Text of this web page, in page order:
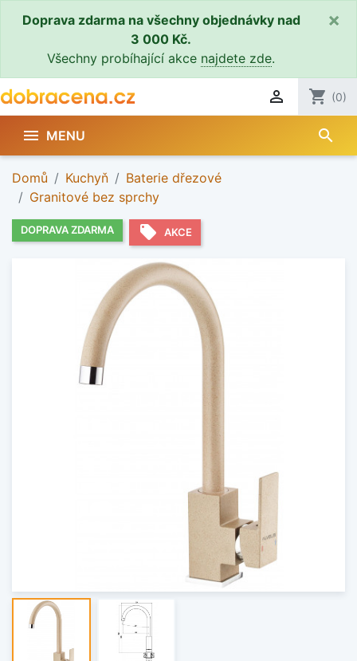
Doprava zdarma na všechny objednávky nad
3 000 Kč.
Všechny probíhající akce najdete zde.
×
 shopping_cart (0)
 MENU search
Domů Kuchyň
Baterie dřezové
Granitové bez sprchy
DOPRAVA ZDARMA local_offer AKCE